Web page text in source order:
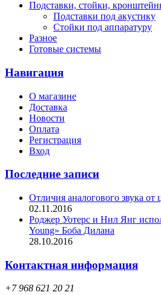
Подставки, стойки,
Подставки под акустику
Стойки под аппаратуру
Разное
Готовые системы
Навигация
О магазине
Доставка
Новости
Оплата
Регистрация
Вход
Последние записи
Отличия аналогового звука от
02.11.2016
Роджер Уотерс и Нил Янг
Young» Боба Дилана
28.10.2016
Контактная информация
+7 968 621 20 21